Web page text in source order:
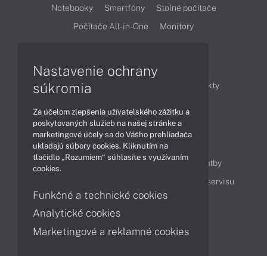
Notebooky Smartfóny
Stolné počítače
Počítače All-in-One
Monitory
Články
Obchodné informácie
Produkty
Obsah
Ako nakupovať
Možnosti doručenia a platby
Cenník servisu
Kontakty
Nastavenie ochrany
súkromia
Za účelom zlepšenia užívateľského zážitku a
poskytovaných služieb na našej stránke a
marketingové účely sa do Vášho prehliadača
ukladajú súbory cookies. Kliknutím na
tlačidlo „Rozumiem“ súhlasíte s využívaním
cookies.
Funkčné a technické cookies
Analytické cookies
Marketingové a reklamné cookies